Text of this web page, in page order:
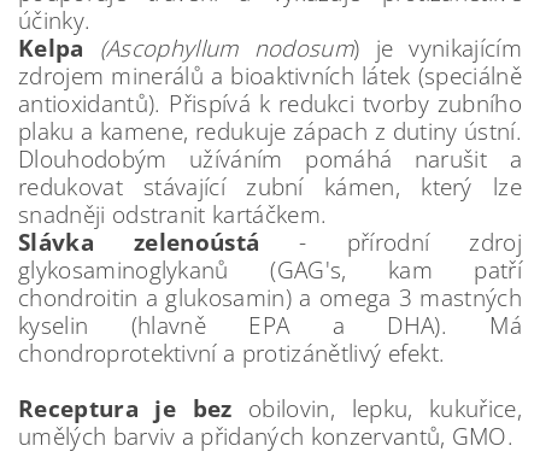
účinky.
Kelpa
(Ascophyllum nodosum) je vynikajícím
zdrojem minerálů a bioaktivních látek (speciálně
antioxidantů). Přispívá k redukci tvorby zubního
plaku a kamene, redukuje zápach z dutiny ústní.
Dlouhodobým užíváním pomáhá narušit a
redukovat stávající zubní kámen, který lze
snadněji odstranit kartáčkem.
Slávka zelenoústá - přírodní zdroj
glykosaminoglykanů (GAG's, kam patří
chondroitin a glukosamin) a omega 3 mastných
kyselin (hlavně EPA a DHA). Má
chondroprotektivní a protizánětlivý efekt.
Receptura je bez obilovin, lepku, kukuřice,
umělých barviv a přidaných konzervantů, GMO.